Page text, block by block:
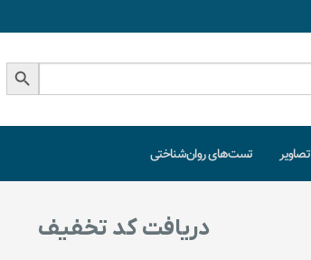
دکمه جستجو
تست‌های روان‌شناختی
دریافت کد تخفیف